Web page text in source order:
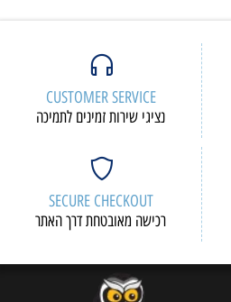
CUSTOMER SERVICE
נציגי שירות זמינים לתמיכה
SECURE CHECKOUT
רכישה מאובטחת דרך האתר